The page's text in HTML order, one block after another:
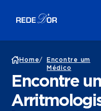
Home/
Encontre um
Médico
Encontre